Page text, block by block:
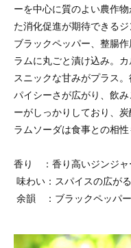
ーを中心に質のよい農作
た消化促進が期待できる
ブラックペッパー、整腸
ラムに丸ごと漬け込み。
スニックな甘みがプラス
パイシーさが広がり、飲
ーがしっかりしており、
ラムソーダは食事との相性
香り ：香り高いジンジャ
味わい：スパイスの広が
余韻 ：ブラックペッパ